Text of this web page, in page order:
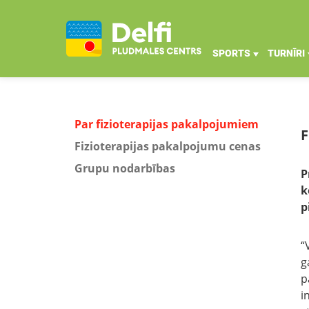
SPORTS TURNĪRI
Par fizioterapijas pakalpojumiem
Fizioterapijas pakalpojumu cenas
Grupu nodarbības